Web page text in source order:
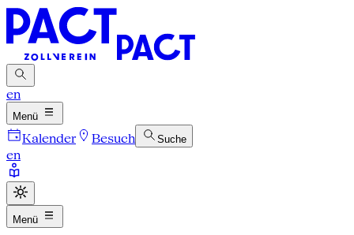
en
Menü
Kalender Besuch Suche
en
Menü